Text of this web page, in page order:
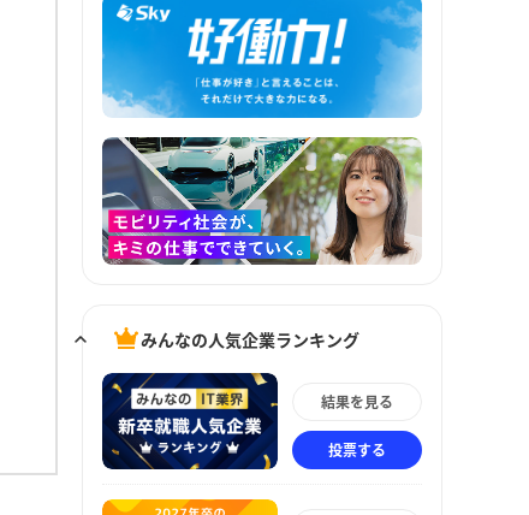
みんなの人気企業ランキング
結果を見る
投票する